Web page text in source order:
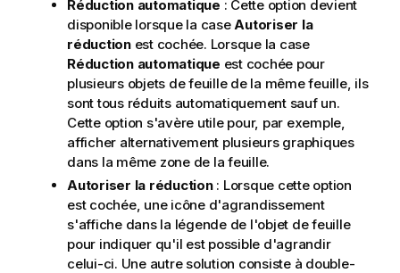
Réduction automatique : Cette option devient
disponible lorsque la case Autoriser la
réductionest cochée. Lorsque la case
Réduction automatique est cochée pour
plusieurs objets de feuille de la même feuille, ils
sont tous réduits automatiquement sauf un.
Cette option s'avère utile pour, par exemple,
afficher alternativement plusieurs graphiques
dans la même zone de la feuille.
Autoriser la réduction: Lorsque cette option
est cochée, une icône d'agrandissement
s'affiche dans la légende de l'objet de feuille
pour indiquer qu'il est possible d'agrandir
celui-ci. Une autre solution consiste à double-